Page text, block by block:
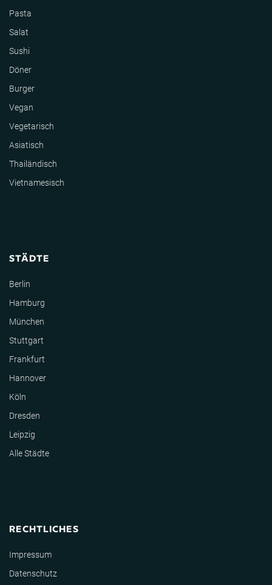
Pasta
Salat
Sushi
Döner
Burger
Vegan
Vegetarisch
Asiatisch
Thailändisch
Vietnamesisch
STÄDTE
Berlin
Hamburg
München
Stuttgart
Frankfurt
Hannover
Köln
Dresden
Leipzig
Alle Städte
RECHTLICHES
Impressum
Datenschutz